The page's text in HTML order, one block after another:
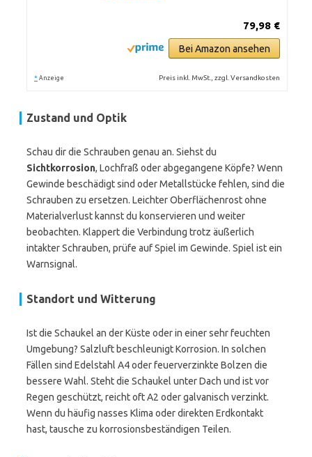
79,98 €
Bei Amazon ansehen
* Anzeige Preis inkl. MwSt., zzgl. Versandkosten
Zustand und Optik
Schau dir die Schrauben genau an. Siehst du
Sichtkorrosion, Lochfraß oder abgegangene Köpfe? Wenn
Gewinde beschädigt sind oder Metallstücke fehlen, sind die
Schrauben zu ersetzen. Leichter Oberflächenrost ohne
Materialverlust kannst du konservieren und weiter
beobachten. Klappert die Verbindung trotz äußerlich
intakter Schrauben, prüfe auf Spiel im Gewinde. Spiel ist ein
Warnsignal.
Standort und Witterung
Ist die Schaukel an der Küste oder in einer sehr feuchten
Umgebung? Salzluft beschleunigt Korrosion. In solchen
Fällen sind Edelstahl A4 oder feuerverzinkte Bolzen die
bessere Wahl. Steht die Schaukel unter Dach und ist vor
Regen geschützt, reicht oft A2 oder galvanisch verzinkt.
Wenn du häufig nasses Klima oder direkten Erdkontakt
hast, tausche zu korrosionsbeständigen Teilen.